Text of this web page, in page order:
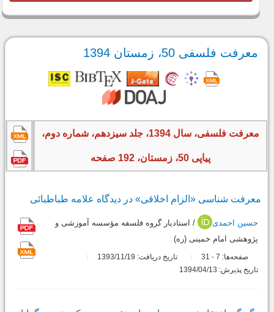
معرفت فلسفی 50، زمستان 1394
معرفت فلسفی، سال 1394، جلد سیزدهم، شماره دوم،
پیاپی 50، زمستان، 192 صفحه
معرفت شناسى «الزام اخلاقى» در دیدگاه علامه طباطبائى
حسین احمدی
/ استاديار گروه فلسفه مؤسسه آموزشی و
پژوهشی امام خمینی (ره)
صفحه‌ها: 7
-
تاریخ دریافت: 1393/11/19
تاریخ پذیرش: 1394/04/13